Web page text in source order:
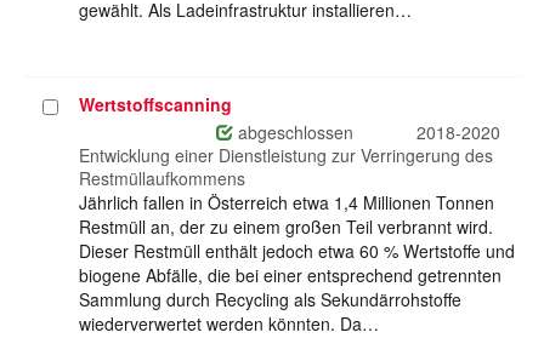
gewählt. Als Ladeinfrastruktur installieren…
ProjektWertstoffscanning
abgeschlossen
2018-2020
Entwicklung einer Dienstleistung zur Verringerung des
Restmüllaufkommens
Jährlich fallen in Österreich etwa 1,4 Millionen Tonnen
Restmüll an, der zu einem großen Teil verbrannt wird.
Dieser Restmüll enthält jedoch etwa 60 % Wertstoffe und
biogene Abfälle, die bei einer entsprechend getrennten
Sammlung durch Recycling als Sekundärrohstoffe
wiederverwertet werden könnten. Da…